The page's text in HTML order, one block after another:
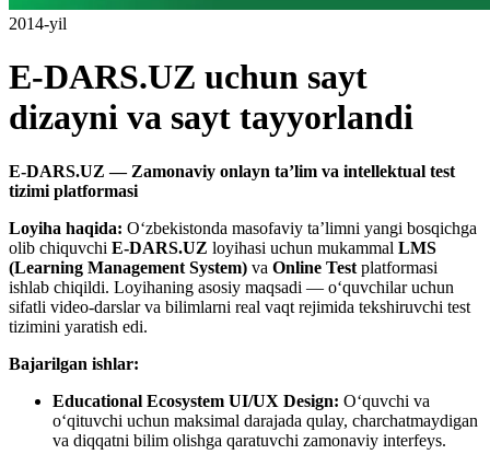
2014-yil
E-DARS.UZ uchun sayt
dizayni va sayt tayyorlandi
E-DARS.UZ — Zamonaviy onlayn ta’lim va intellektual test
tizimi platformasi
Loyiha haqida: O‘zbekistonda masofaviy ta’limni yangi bosqichga
olib chiquvchi E-DARS.UZ loyihasi uchun mukammal LMS
(Learning Management System) va Online Test platformasi
ishlab chiqildi. Loyihaning asosiy maqsadi — o‘quvchilar uchun
sifatli video-darslar va bilimlarni real vaqt rejimida tekshiruvchi test
tizimini yaratish edi.
Bajarilgan ishlar:
Educational Ecosystem UI/UX Design: O‘quvchi va
o‘qituvchi uchun maksimal darajada qulay, charchatmaydigan
va diqqatni bilim olishga qaratuvchi zamonaviy interfeys.